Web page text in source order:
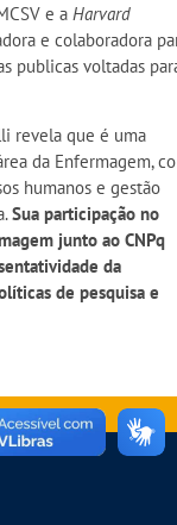
e a Harvard
e colaboradora
publicas voltadas
revela que é uma
da Enfermagem,
humanos e gestão
Sua participação no
junto ao CNPq
da
de pesquisa e